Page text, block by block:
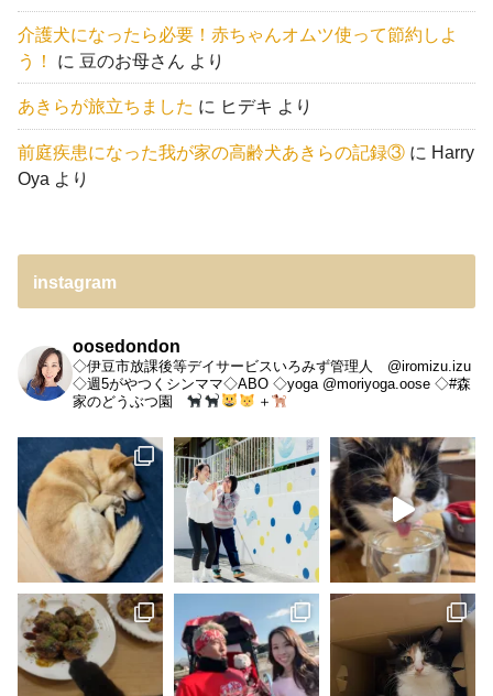
介護犬になったら必要！赤ちゃんオムツ使って節約しよ
う！
に 豆のお母さん より
あきらが旅立ちました に ヒデキ より
前庭疾患になった我が家の高齢犬あきらの記録③ に Harry
Oya より
instagram
oosedondon
◇伊豆市放課後等デイサービスいろみず管理人 @iromizu.izu
◇週5がやつくシンママ◇ABO ◇yoga @moriyoga.oose ◇#森
家のどうぶつ園
＋